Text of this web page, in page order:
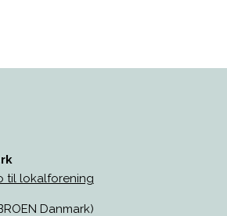
til lokalforening
Danmark)